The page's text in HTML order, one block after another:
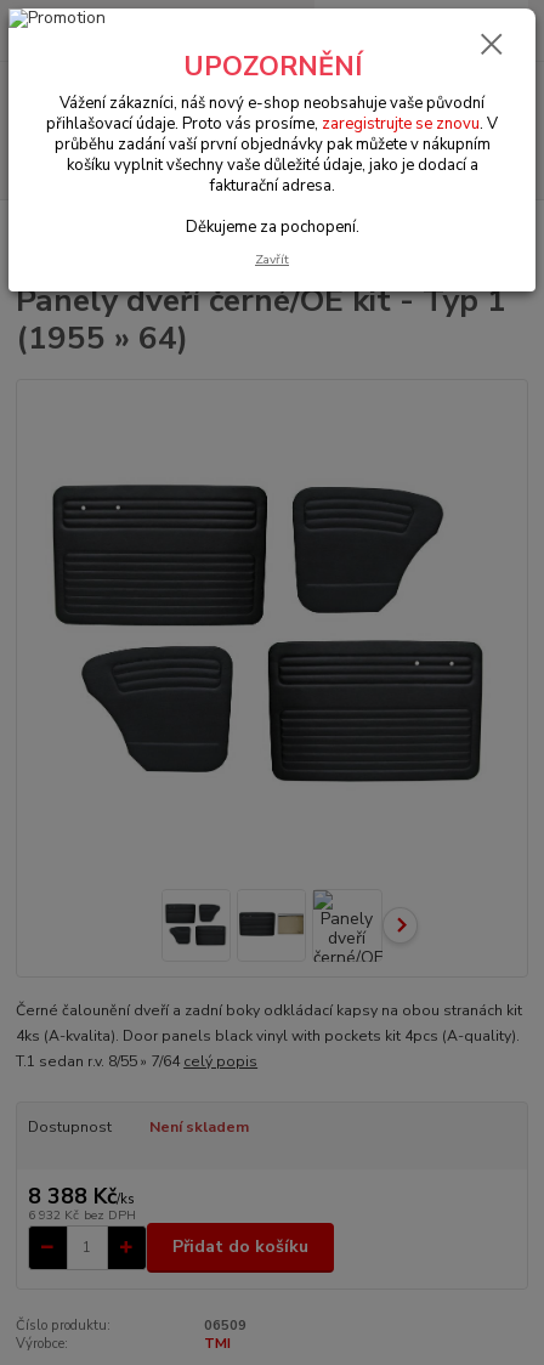
Menu
Hledat
+420 602 330 329
0 Kč
VW Brouk Typ 1 (1938 » 03)
Panely dveří černé/OE kit - Typ 1
Panely dveří černé/OE kit - Typ 1
(1955 » 64)
Černé čalounění dveří a zadní boky odkládací kapsy na obou stranách kit
4ks (A-kvalita). Door panels black vinyl with pockets kit 4pcs (A-quality).
T.1 sedan r.v. 8/55 » 7/64 celý popis
Dostupnost Není skladem
8 388 Kč/ks
6 932 Kč bez DPH
Přidat do košíku
Číslo produktu:
06509
Výrobce:
TMI
UPOZORNĚNÍ
Vážení zákazníci, náš nový e-shop neobsahuje vaše původní
přihlašovací údaje. Proto vás prosíme, zaregistrujte se znovu. V
průběhu zadání vaší první objednávky pak můžete v nákupním
košíku vyplnit všechny vaše důležité údaje, jako je dodací a
fakturační adresa.
Děkujeme za pochopení.
Zavřít